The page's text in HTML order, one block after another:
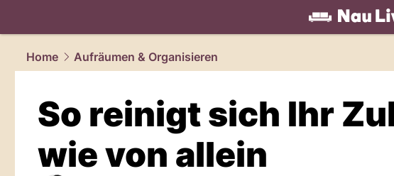
living.NAU.ch
Home
Aufräumen & Organisieren
So reinigt sich Ihr
wie von allein